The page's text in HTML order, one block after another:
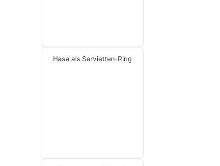
Hase als Servietten-Ring